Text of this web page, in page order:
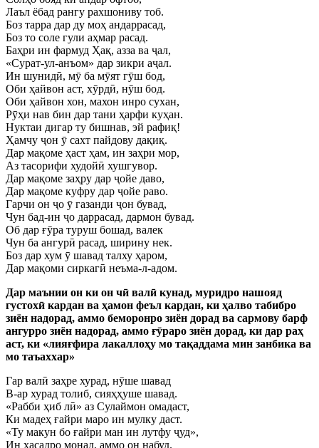
Лаъл ёбад рангу рахшониву тоб.
Боз тарра дар ду моҳ андаррасад,
Боз то соле гули аҳмар расад.
Баҳри ин фармуд Ҳақ, азза ва ҷал,
«Сурат-ул-анъом» дар зикри аҷал.
Ин шунидӣ, мӯ ба мӯят гӯш бод,
Оби ҳайвон аст, хӯрдӣ, нӯш бод.
Оби ҳайвон хон, махон инро сухан,
Рӯҳи нав бин дар тани ҳарфи куҳан.
Нуктаи дигар ту бишнав, эй рафиқ!
Ҳамчу ҷон ӯ сахт пайдову дақиқ.
Дар мақоме ҳаст ҳам, ин заҳри мор,
Аз тасорифи худойӣ хушгувор.
Дар мақоме заҳру дар ҷойе даво,
Дар мақоме куфру дар ҷойе раво.
Гарчи он ҷо ӯ газанди ҷон бувад,
Чун бад-ин ҷо даррасад, дармон бувад.
Об дар ғӯра туруш бошад, валек
Чун ба ангурӣ расад, ширину нек.
Боз дар хум ӯ шавад талху ҳаром,
Дар мақоми сиркагӣ неъма-л-адом.
Дар маънии он ки он чӣ валӣ кунад, муридро нашояд
густохӣ кардан ва ҳамон феъл кардан, ки ҳалво табибро
зиён надорад, аммо беморонро зиён дорад ва сармову барф
ангурро зиён надорад, аммо ғӯраро зиён дорад, ки дар раҳ
аст, ки «лияғфира лакаллоҳу мо тақаддама мин занбика ва
мо таъаххар»
Гар валӣ заҳре хурад, нӯше шавад
В-ар хурад толиб, сияҳҳуше шавад.
«Рабби ҳиб лӣ» аз Сулаймон омадаст,
Ки мадеҳ ғайри маро ин мулку даст.
«Ту макун бо ғайри ман ин лутфу ҷуд»,
Ин ҳасадро монад, аммо он набуд.